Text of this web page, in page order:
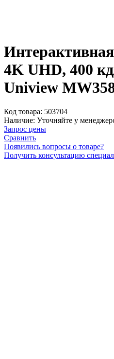
4K UHD, 400
Uniview
Код товара: 503704
Наличие: Уточняйте у
Запрос цены
Сравнить
Появились вопросы о товаре?
Получить консультацию